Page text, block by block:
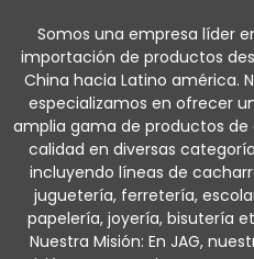
Somos una empresa líder
importación de productos
China hacia Latino américa.
especializamos en ofrecer
amplia gama de productos de
calidad en diversas
incluyendo líneas de
juguetería, ferretería,
papelería, joyería, bisutería
Nuestra Misión: En JAG,